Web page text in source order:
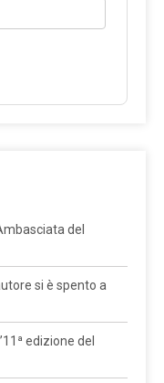
del
si è spento a
edizione del